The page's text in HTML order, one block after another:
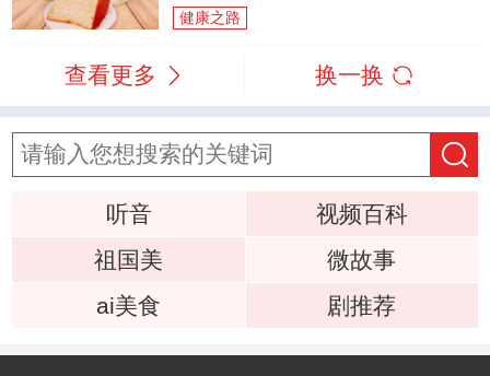
健康之路
查看更多 换一换
听音
视频百科
祖国美
微故事
ai美食
剧推荐